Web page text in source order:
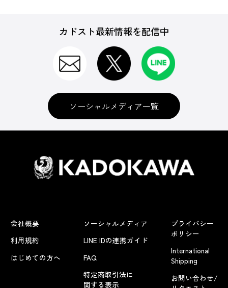
カドスト最新情報を配信中
ソーシャルメディア一覧
会社概要
利用規約
はじめての方へ
ソーシャルメディア
LINE IDの連携ガイド
FAQ
特定商取引法に
関する表示
プライバシー
ポリシー
International
Shipping
お問い合わせ/